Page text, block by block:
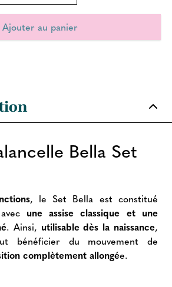
Bella Set
, le Set Bella est constitué
une assise classique et une
. Ainsi, utilisable dès la naissance,
bénéficier du mouvement de
complètement allongée.